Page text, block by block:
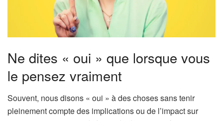
Ne dites « oui » que lorsque vous
le pensez vraiment
Souvent, nous disons « oui » à des choses sans tenir
pleinement compte des implications ou de l’impact sur